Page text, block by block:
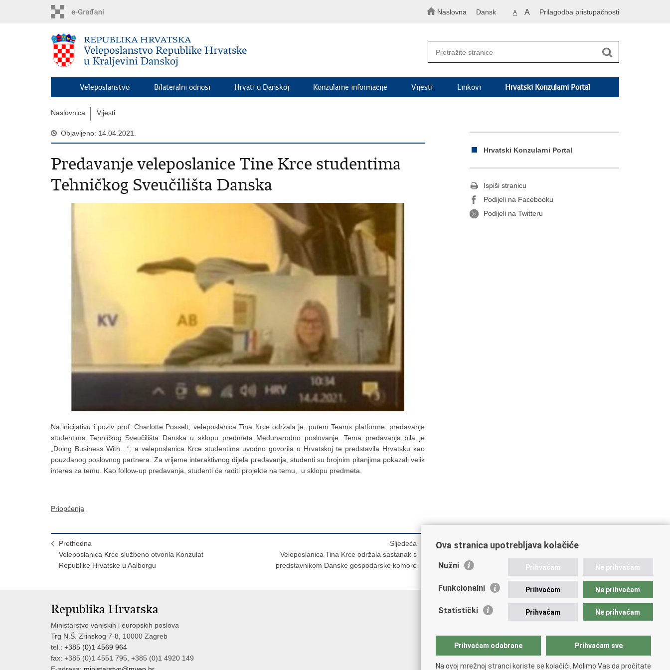
Naslovna Dansk A A Prilagodba pristupačnosti
Veleposlanstvo Bilateralni odnosi Hrvati u Danskoj Konzularne informacije Vijesti Linkovi Hrvatski Konzularni Portal
Naslovnica Vijesti
Objavljeno: 14.04.2021.
Predavanje veleposlanice Tine Krce studentima
Tehničkog Sveučilišta Danska
Na inicijativu i poziv prof. Charlotte Posselt, veleposlanica Tina Krce održala je, putem Teams platforme, predavanje
studentima Tehničkog Sveučilišta Danska u sklopu predmeta Međunarodno poslovanje. Tema predavanja bila je
„Doing Business With…“, a veleposlanica Krce studentima uvodno govorila o Hrvatskoj te predstavila Hrvatsku kao
pouzdanog poslovnog partnera. Za vrijeme interaktivnog dijela predavanja, studenti su brojnim pitanjima pokazali velik
interes za temu. Kao follow-up predavanja, studenti će raditi projekte na temu, u sklopu predmeta.
Priopćenja
Prethodna
Veleposlanica Krce službeno otvorila Konzulat
Republike Hrvatske u Aalborgu
Sljedeća
Veleposlanica Tina Krce održala sastanak s
predstavnikom Danske gospodarske komore
Hrvatski Konzularni Portal
Ispiši stranicu
Podijeli na Facebooku
Podijeli na Twitteru
Republika Hrvatska
Ministarstvo vanjskih i europskih poslova
Trg N.Š. Zrinskog 7-8, 10000 Zagreb
tel.: +385 (0)1 4569 964
fax: +385 (0)1 4551 795, +385 (0)1 4920 149
Ova stranica upotrebljava kolačiće
Nužni Prihvaćam Ne prihvaćam
Funkcionalni Prihvaćam Ne prihvaćam
Statistički Prihvaćam Ne prihvaćam
Prihvaćam odabrane Prihvaćam sve
Na ovoj mrežnoj stranci koriste se kolačići. Molimo Vas da pročitate